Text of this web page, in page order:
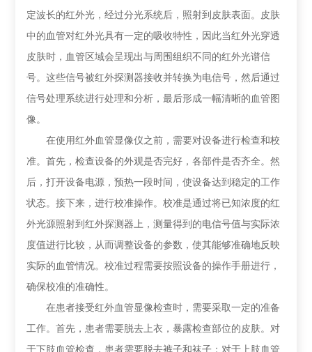
定波长的红外光，经过分光系统后，照射到皮肤表面。皮肤
中的血管对红外光具有一定的吸收特性，因此当红外光穿透
皮肤时，血管区域会呈现出与周围组织不同的红外光谱信
号。这些信号被红外探测器接收并转换为电信号，然后通过
信号处理系统进行处理和分析，最后形成一幅清晰的血管图
像。
在使用红外血管显像仪之前，需要对设备进行检查和校
准。首先，检查设备的外观是否完好，各部件是否齐全。然
后，打开设备电源，预热一段时间，使设备达到稳定的工作
状态。接下来，进行校准操作。校准是通过将已知浓度的红
外光源照射到红外探测器上，测量得到的电信号值与实际浓
度值进行比较，从而调整设备的参数，使其能够准确地反映
实际的血管情况。校准过程需要按照设备的操作手册进行，
确保校准的准确性。
在患者接受红外血管显像检查时，需要采取一定的准备
工作。首先，患者需要脱去上衣，暴露检查部位的皮肤。对
于下肢血管检查，患者需要脱去裤子和袜子；对于上肢血管